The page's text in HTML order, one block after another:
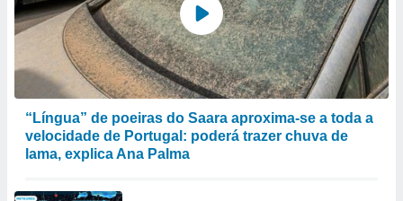
“Língua” de poeiras do Saara aproxima-se a toda a
velocidade de Portugal: poderá trazer chuva de
lama, explica Ana Palma